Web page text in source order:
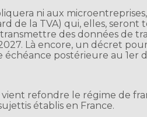
ni aux
de la TVA) qui, elles, seront
des données de
Là encore, un décret
postérieure au 1er
refondre le régime de
établis en France.